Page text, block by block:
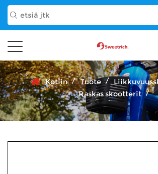
Kotiin / Tuote /
Raskas skootterit /